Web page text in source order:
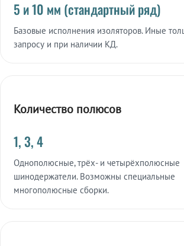
5 и 10 мм (стандартный ряд)
Базовые исполнения изоляторов. Иные
запросу и при наличии КД.
Количество полюсов
1, 3, 4
Однополюсные, трёх- и четырёхполюсные
шинодержатели. Возможны специальные
многополюсные сборки.